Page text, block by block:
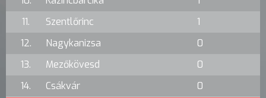
11.
Szentlőrinc
1
12.
Nagykanizsa
0
13.
Mezőkövesd
0
14.
Csákvár
0